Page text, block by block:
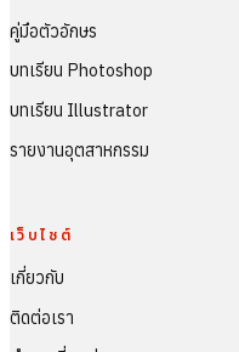
คู่มือตัวอักษร
บทเรียน Photoshop
บทเรียน Illustrator
รายงานอุตสาหกรรม
เว็บไซต์
เกี่ยวกับ
ติดต่อเรา